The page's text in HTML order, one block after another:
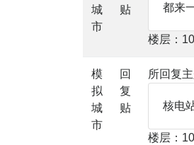
城
市
贴
都来
楼层：
模
拟
城
市
回
复
贴
所回复主
核电
楼层：